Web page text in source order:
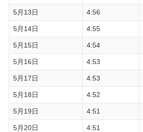
5月13日 4:56
5月14日 4:55
5月15日 4:54
5月16日 4:53
5月17日 4:53
5月18日 4:52
5月19日 4:51
5月20日 4:51